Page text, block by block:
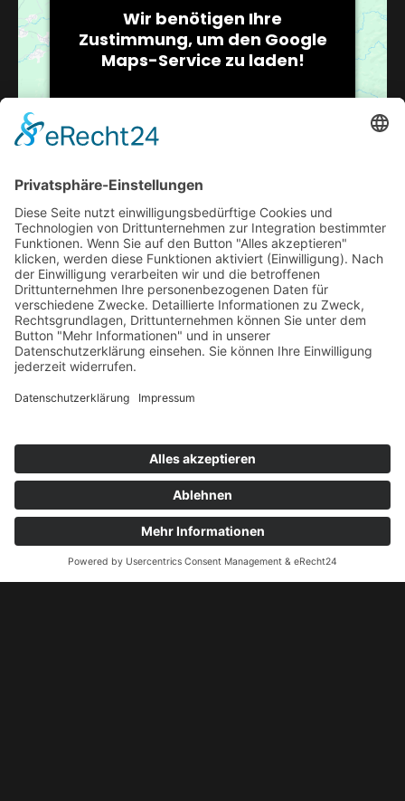
VERANSTALTUNGSORT
Pokergamblers
Steinsetzerstr.11
Wir benötigen Ihre
Zustimmung, um den Google
Maps-Service zu laden!
Drittanbieters, um Karteninhalte
Daten zu Ihren Aktivitäten sammeln.
stimmen Sie der Nutzung des Service
zu, um diese Karte anzuzeigen.
Mehr Informationen
Akzeptieren
Management Platform
Pokerturnier 29.08.2026 Pokerturnier 05.09.2026